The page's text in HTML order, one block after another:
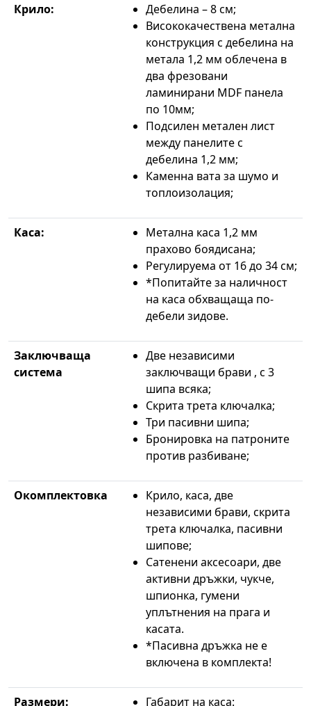
Крило:
Дебелина – 8 см;
Висококачествена метална
конструкция с дебелина на
метала 1,2 мм облечена в
два фрезовани
ламинирани MDF панела
по 10мм;
Подсилен метален лист
между панелите с
дебелина 1,2 мм;
Каменна вата за шумо и
топлоизолация;
Каса:
Метална каса 1,2 мм
прахово боядисана;
Регулируема от 16 до 34 см;
*Попитайте за наличност
на каса обхващаща по-
дебели зидове.
Заключваща
система
Две независими
заключващи брави , с 3
шипа всяка;
Скрита трета ключалка;
Три пасивни шипа;
Бронировка на патроните
против разбиване;
Окомплектовка
Крило, каса, две
независими брави, скрита
трета ключалка, пасивни
шипове;
Сатенени аксесоари, две
активни дръжки, чукче,
шпионка, гумени
уплътнения на прага и
касата.
*Пасивна дръжка не е
включена в комплекта!
Размери: Габарит на каса: